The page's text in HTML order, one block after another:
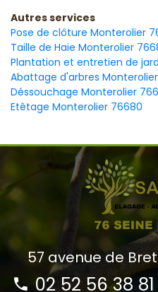
Autres services
Pose de clôture Monterolier
Taille de Haie Monterolier
Plantation et entretien de
Abattage d'arbres
Déssouchage Monterolier
Etêtage Monterolier 76680
57 avenue de
02 52 56 38 81